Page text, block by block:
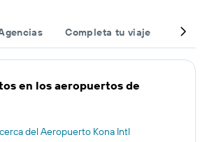
Completa tu viaje Otros
en los aeropuertos de
del Aeropuerto Kona Intl